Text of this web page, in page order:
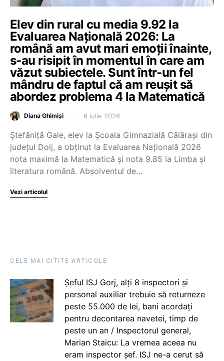
Elev din rural cu media 9.92 la
Evaluarea Națională 2026: La
română am avut mari emoții înainte,
s-au risipit în momentul în care am
văzut subiectele. Sunt într-un fel
mândru de faptul că am reușit să
abordez problema 4 la Matematică
Diana Ghimiși 6 iulie 2026
Ştefăniţă Gale, elev la Școala Gimnazială Călărași din
județul Dolj, a obținut la Evaluarea Națională 2026
nota maximă la Matematică și nota 9.85 la Limba și
literatura română. Absolventul de…
Vezi articolul
CELE MAI CITITE ARTICOLE
Șeful ISJ Gorj, alți 8 inspectori și
personal auxiliar trebuie să returneze
peste 55.000 de lei, bani acordați
pentru decontarea navetei, timp de
peste un an / Inspectorul general,
Marian Staicu: La vremea aceea nu
eram inspector șef. ISJ ne-a cerut să